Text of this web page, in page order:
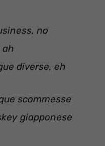
no
ah
diverse, еh
scommesse
giapponese